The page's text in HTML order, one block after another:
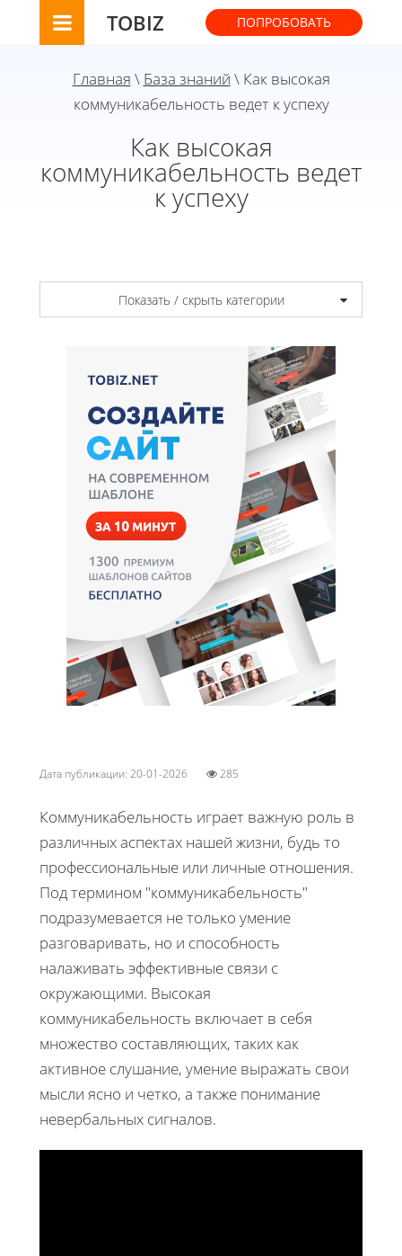
TOBIZ ПОПРОБОВАТЬ
Главная \ База знаний \ Как высокая
коммуникабельность ведет к успеху
Как высокая
коммуникабельность ведет
к успеху
Показать / скрыть категории
Дата публикации: 20-01-2026 285
Коммуникабельность играет важную роль в
различных аспектах нашей жизни, будь то
профессиональные или личные отношения.
Под термином "коммуникабельность"
подразумевается не только умение
разговаривать, но и способность
налаживать эффективные связи с
окружающими. Высокая
коммуникабельность включает в себя
множество составляющих, таких как
активное слушание, умение выражать свои
мысли ясно и четко, а также понимание
невербальных сигналов.